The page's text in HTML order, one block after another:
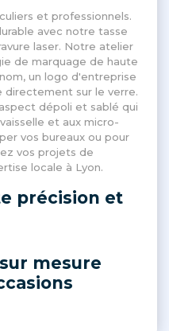
et professionnels.
avec notre tasse
laser. Notre atelier
de marquage de haute
un logo d'entreprise
directement sur le verre.
dépoli et sablé qui
et aux micro-
vos bureaux ou pour
vos projets de
locale à Lyon.
précision et
mesure